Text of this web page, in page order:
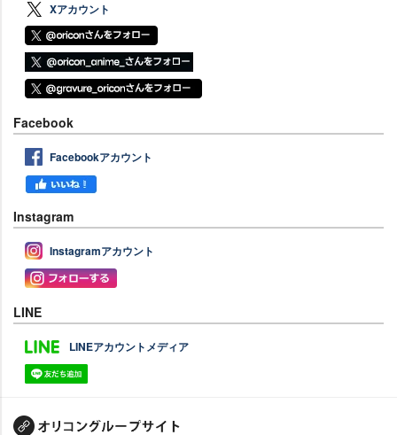
Xアカウント
Facebook
Facebookアカウント
Instagram
Instagramアカウント
LINE
LINEアカウントメディア